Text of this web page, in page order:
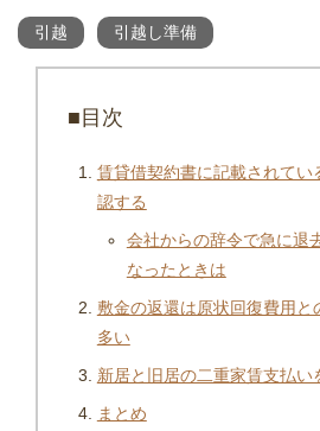
引越 引越し準備
■目次
賃貸借契約書に記載されてい
認する
会社からの辞令で急に退
なったときは
敷金の返還は原状回復費用と
多い
新居と旧居の二重家賃支払い
まとめ